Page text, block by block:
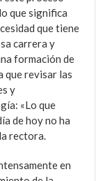
que significa
que tiene
carrera y
formación de
que revisar las
y
«Lo que
de hoy no ha
rectora.
en